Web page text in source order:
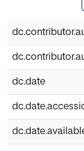
dc.date